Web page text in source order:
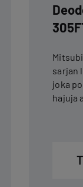
sarjan
joka
hajuja